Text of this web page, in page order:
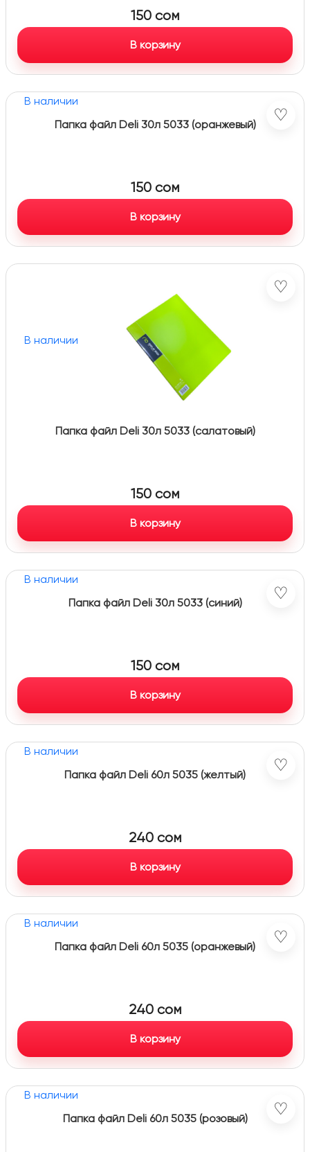
150 сом
В корзину
В наличии
♡
Папка файл Deli 30л 5033 (оранжевый)
150 сом
В корзину
В наличии
♡
Папка файл Deli 30л 5033 (салатовый)
150 сом
В корзину
В наличии
♡
Папка файл Deli 30л 5033 (синий)
150 сом
В корзину
В наличии
♡
Папка файл Deli 60л 5035 (желтый)
240 сом
В корзину
В наличии
♡
Папка файл Deli 60л 5035 (оранжевый)
240 сом
В корзину
В наличии
♡
Папка файл Deli 60л 5035 (розовый)